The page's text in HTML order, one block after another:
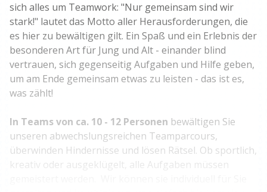
sich alles um Teamwork: "Nur gemeinsam sind wir
stark!" lautet das Motto aller Herausforderungen, die
es hier zu bewältigen gilt. Ein Spaß und ein Erlebnis der
besonderen Art für Jung und Alt - einander blind
vertrauen, sich gegenseitig Aufgaben und Hilfe geben,
um am Ende gemeinsam etwas zu leisten - das ist es,
was zählt!
In Teams von ca. 10 - 12 Personen bewältigen Sie
unseren abwechslungsreichen Teamparcours,
überwinden Hindernisse und lösen Rätsel. Ob sportlich,
kreativ oder ausgeklügelt, alle Aufgaben müssen